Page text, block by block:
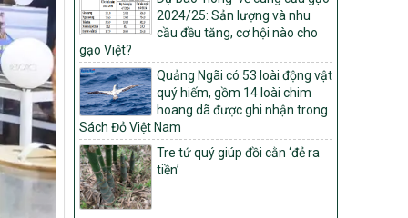
Quyết định số: 26/2026/QĐ-TTg
Quyết định ban hành Bộ tiêu chí và quy
trình đánh giá, phân hạng sản phẩm Mỗi
xã một sản phẩm
số: 19/2026/QĐ-TTg
Quy định điều kiện, trình tự, thủ tục, hồ sơ
xét, công nhận, công bố và thu hồi quyết
định công nhận xã đạt chuẩn nông thôn
mới, xã đạt nông thôn mới hiện đại và
tỉnh, thành phố hoàn thành nhiệm vụ xây
dựng nông thôn mới giai đoạn 2026 –
2030
2024/25: Sản lượng và nhu
cầu đều tăng, cơ hội nào cho
gạo Việt?
Quảng Ngãi có 53 loài động vật
quý hiếm, gồm 14 loài chim
hoang dã được ghi nhận trong
Sách Đỏ Việt Nam
Tre tứ quý giúp đồi cằn ‘đẻ ra
tiền’